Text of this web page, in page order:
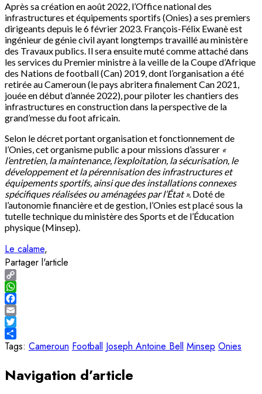
Après sa création en août 2022, l’Office national des
infrastructures et équipements sportifs (Onies) a ses premiers
dirigeants depuis le 6 février 2023. François-Félix Ewanè est
ingénieur de génie civil ayant longtemps travaillé au ministère
des Travaux publics. Il sera ensuite muté comme attaché dans
les services du Premier ministre à la veille de la Coupe d’Afrique
des Nations de football (Can) 2019, dont l’organisation a été
retirée au Cameroun (le pays abritera finalement Can 2021,
jouée en début d’année 2022), pour piloter les chantiers des
infrastructures en construction dans la perspective de la
grand’messe du foot africain.
Selon le décret portant organisation et fonctionnement de
l’Onies, cet organisme public a pour missions d’assurer «
l’entretien, la maintenance, l’exploitation, la sécurisation, le
développement et la pérennisation des infrastructures et
équipements sportifs, ainsi que des installations connexes
spécifiques réalisées ou aménagées par l’État ». Doté de
l’autonomie financière et de gestion, l’Onies est placé sous la
tutelle technique du ministère des Sports et de l’Éducation
physique (Minsep).
Le calame
Partager l'article
Copy
Link
WhatsApp
Facebook
Email
Twitter
Share
Tags: Cameroun Football Joseph Antoine Bell Minsep Onies
Navigation d’article